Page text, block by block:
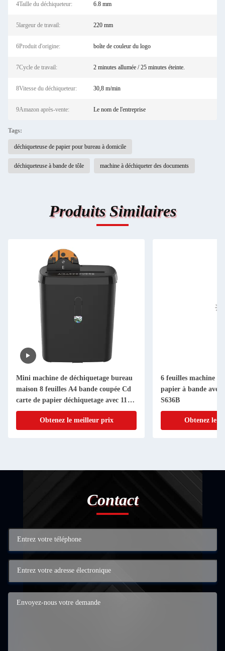
4Taille du déchiqueteur: 6.8 mm
5largeur de travail: 220 mm
6Produit d'origine: boîte de couleur du logo
7Cycle de travail: 2 minutes allumée / 25 minutes éteinte.
8Vitesse du déchiqueteur: 30,8 m/min
9Amazon après-vente: Le nom de l'entreprise
Tags:
déchiqueteuse de papier pour bureau à domicile
déchiqueteuse à bande de tôle machine à déchiqueter des documents
Produits Similaires
Mini machine de déchiquetage bureau
maison 8 feuilles A4 bande coupée Cd
carte de papier déchiquetage avec 11L
Bin SD108P
Obtenez le meilleur prix
6 feuilles machine à
papier à bande
S636B
Obtenez le
Contact